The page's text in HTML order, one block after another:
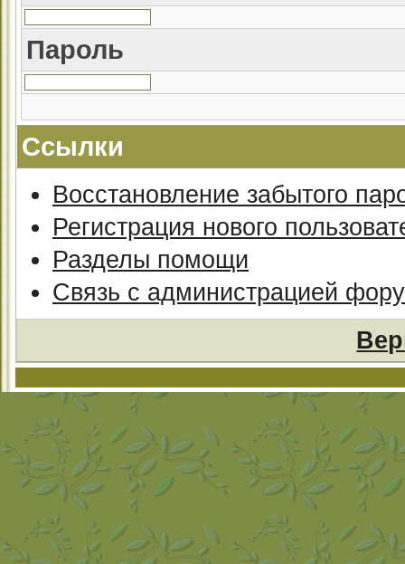
Пароль
Ссылки
Восстановление забытого
Регистрация нового
Разделы помощи
Связь с администрацией